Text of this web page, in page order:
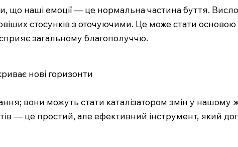
що наші емоції — це нормальна частина буття.
стосунків з оточуючими. Це може стати
загальному благополуччю.
нові горизонти
вони можуть стати каталізатором змін у нашому
— це простий, але ефективний інструмент, який